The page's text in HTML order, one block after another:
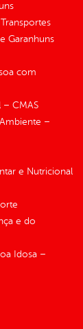
Garanhuns
com
– CMAS
–
e Nutricional
e do
Idosa –